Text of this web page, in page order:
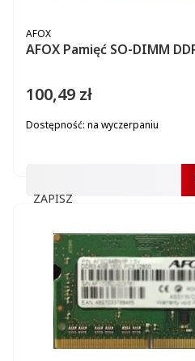
AFOX Pamięć SO-DIMM
PRODUCENT
AFOX
Cena
100,49 zł
Dostępność: na wyczerpaniu
ZAPISZ